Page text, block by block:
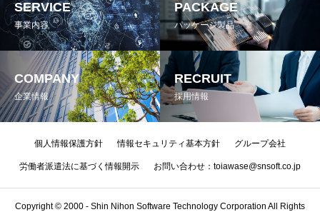
SERVICE
事業内容
PACKAGE
パッケージ製品
COMPANY
企業情報
RECRUIT
採用情報
個人情報保護方針 情報セキュリティ基本方針 グループ会社
労働者派遣法に基づく情報開示 お問い合わせ：toiawase@snsoft.co.jp
Copyright © 2000 - Shin Nihon Software Technology Corporation All Rights